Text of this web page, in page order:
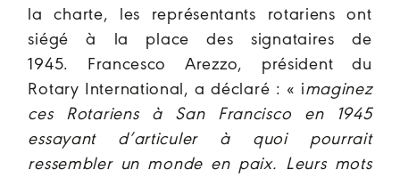
la charte, les représentants rotariens ont
siégé à la place des signataires de
1945. Francesco Arezzo, président du
Rotary International, a déclaré : « imaginez
ces Rotariens à San Francisco en 1945
essayant d’articuler à quoi pourrait
ressembler un monde en paix. Leurs mots